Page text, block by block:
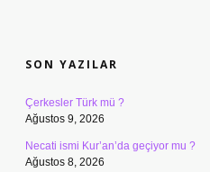
SON YAZILAR
Çerkesler Türk mü ?
Ağustos 9, 2026
Necati ismi Kur’an’da geçiyor mu ?
Ağustos 8, 2026